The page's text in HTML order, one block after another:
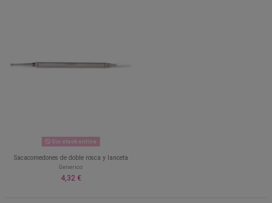
Sin stock online
Sacacomedones de doble rosca y lanceta
Generico
4,32 €